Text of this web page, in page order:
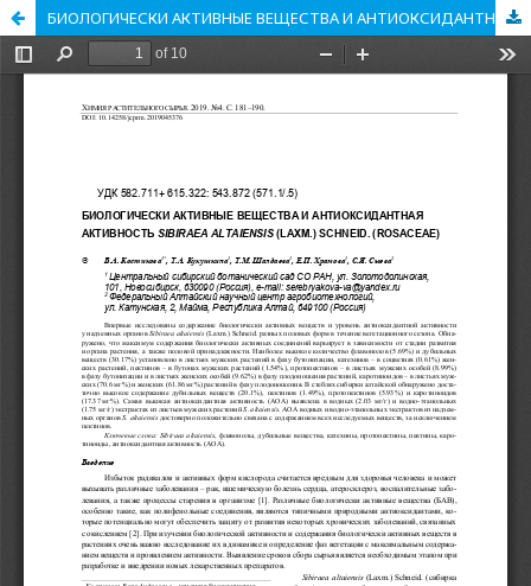
БИОЛОГИЧЕСКИ АКТИВНЫЕ ВЕЩЕСТВА И АНТИОКСИДАНТНАЯ АКТИВНОСТЬ SIBIRAEA ALTAIENSIS (LAXM.) SCHNEID. (ROSACEAE)